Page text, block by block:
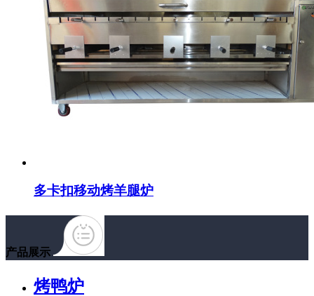
多卡扣移动烤羊腿炉
产品展示
烤鸭炉